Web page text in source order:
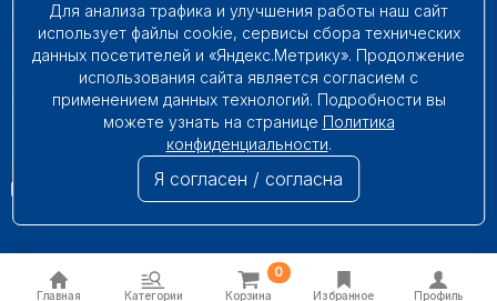
Главная Категории
0
Корзина Избранное Профиль
гармоничного мироустройства. Наши книги можно
встретить на многих книготорговых площадках
России.
© 2009 – 2026. Все права защищены.
Для анализа трафика и улучшения работы наш сайт
использует файлы cookie, сервисы сбора технических
данных посетителей и «Яндекс.Метрику». Продолжение
использования сайта является согласием с
применением данных технологий. Подробности вы
можете узнать на странице Политика
конфиденциальности.
Я согласен / согласна